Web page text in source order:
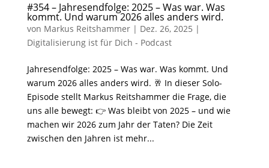
#354 – Jahresendfolge: 2025 – Was war. Was
kommt. Und warum 2026 alles anders wird.
von Markus Reitshammer| Dez. 26, 2025 |
Digitalisierung ist für Dich - Podcast
Jahresendfolge: 2025 – Was war. Was kommt. Und
warum 2026 alles anders wird. 🥂 In dieser Solo-
Episode stellt Markus Reitshammer die Frage, die
uns alle bewegt: 👉 Was bleibt von 2025 – und wie
machen wir 2026 zum Jahr der Taten? Die Zeit
zwischen den Jahren ist mehr...